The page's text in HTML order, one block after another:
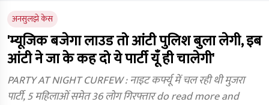
अनसुलझे केस
'म्यूजिक बजेगा लाउड तो आंटी पुलिश बुला लेगी, इब
आंटी ने जा के कह दो ये पार्टी यूँ ही चालेगी'
PARTY AT NIGHT CURFEW : नाइट कर्फ्यू में चल रही थी मुजरा
पार्टी, 5 महिलाओं समेत 36 लोग गिरफ्तार do read more and